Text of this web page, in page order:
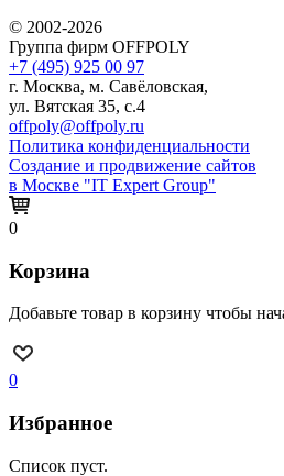
© 2002-2026
Группа фирм OFFPOLY
+7 (495) 925 00 97
г. Москва, м. Савёловская,
ул. Вятская 35, с.4
offpoly@offpoly.ru
Политика конфиденциальности
Создание и продвижение сайтов
в Москве "IT Expert Group"
0
Корзина
Добавьте товар в корзину чтобы
0
Избранное
Список пуст.